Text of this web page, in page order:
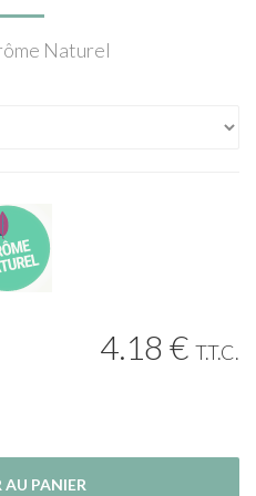
Naturel
4.18 € T.T.C.